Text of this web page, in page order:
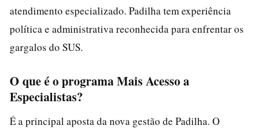
atendimento especializado. Padilha tem experiência
política e administrativa reconhecida para enfrentar os
gargalos do SUS.
O que é o programa Mais Acesso a
Especialistas?
É a principal aposta da nova gestão de Padilha. O